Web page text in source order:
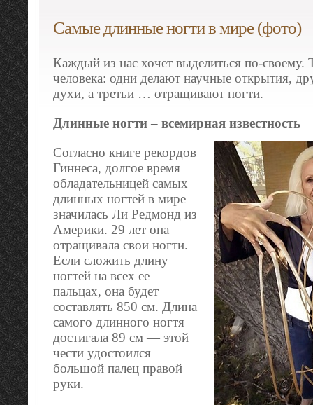
Самые длинные ногти в мире (фото)
Каждый из нас хочет выделиться по-своему.
человека: одни делают научные открытия,
духи, а третьи … отращивают ногти.
Длинные ногти – всемирная известность
Согласно книге рекордов
Гиннеcа, долгое время
обладательницей самых
длинных ногтей в мире
значилась Ли Pедмонд из
Америки. 29 лет она
отращивала свои ногти.
Если сложить длину
ногтей на всех ее
пальцах, она будет
составлять 850 см. Длина
самого длинного ногтя
достигала 89 см — этой
чести удостоился
большой палец правой
руки.